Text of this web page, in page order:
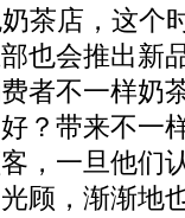
茶店，这个
也会推出新
者不一样奶
？带来不一
，一旦他们
顾，渐渐地